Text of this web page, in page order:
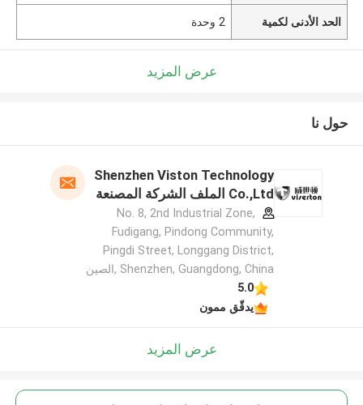
الحد الأدنى لكمية 2 وحدة
عرض المزيد
حول نا
Shenzhen Viston Technology
Co.,Ltd الملف الشركة المصنعة
No. 8, 2nd Industrial Zone,
Fudigang, Pindong Community,
Pingdi Street, Longgang District,
Shenzhen, Guangdong, China ,الصين
5.0
يدقّق ممون
عرض المزيد